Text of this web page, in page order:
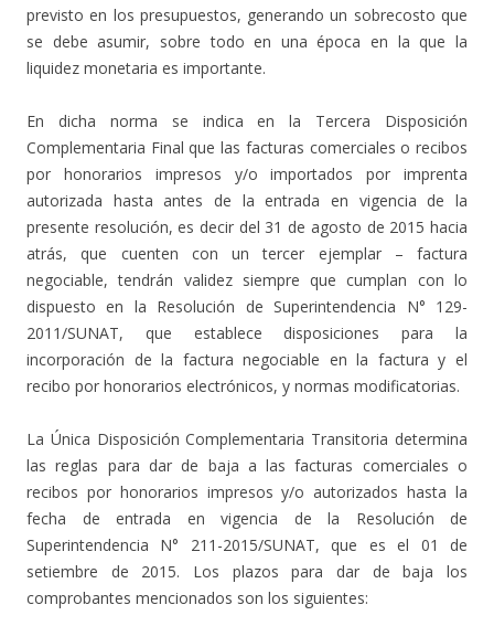
previsto en los presupuestos, generando un sobrecosto que
se debe asumir, sobre todo en una época en la que la
liquidez monetaria es importante.
En dicha norma se indica en la Tercera Disposición
Complementaria Final que las facturas comerciales o recibos
por honorarios impresos y/o importados por imprenta
autorizada hasta antes de la entrada en vigencia de la
presente resolución, es decir del 31 de agosto de 2015 hacia
atrás, que cuenten con un tercer ejemplar – factura
negociable, tendrán validez siempre que cumplan con lo
dispuesto en la Resolución de Superintendencia N° 129-
2011/SUNAT, que establece disposiciones para la
incorporación de la factura negociable en la factura y el
recibo por honorarios electrónicos, y normas modificatorias.
La Única Disposición Complementaria Transitoria determina
las reglas para dar de baja a las facturas comerciales o
recibos por honorarios impresos y/o autorizados hasta la
fecha de entrada en vigencia de la Resolución de
Superintendencia N° 211-2015/SUNAT, que es el 01 de
setiembre de 2015. Los plazos para dar de baja los
comprobantes mencionados son los siguientes: